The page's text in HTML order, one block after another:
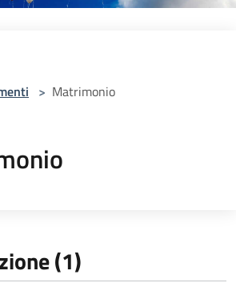
> Matrimonio
(1)